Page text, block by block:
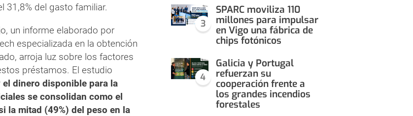
31,8% del gasto familiar.
un informe elaborado por
especializada en la obtención
arroja luz sobre los factores
préstamos. El estudio
dinero disponible para la
se consolidan como el
la mitad (49%) del peso en la
3
SPARC moviliza 110
millones para impulsar
en Vigo una fábrica de
chips fotónicos
4
Galicia y Portugal
refuerzan su
cooperación frente a
los grandes incendios
forestales